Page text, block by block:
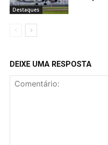
Destaques
DEIXE UMA RESPOSTA